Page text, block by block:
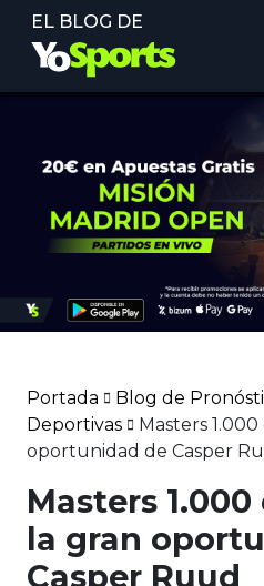
EL BLOG DE
Portada
Blog de
Deportivas
Masters
oportunidad de Casper
Masters
la gran
Casper Ruud